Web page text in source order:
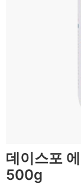
데이스포
500g